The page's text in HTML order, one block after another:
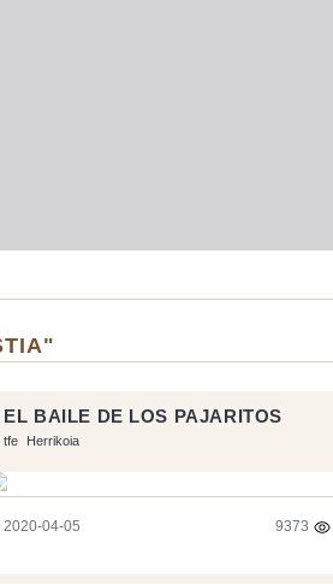
EL BAILE DE LOS PAJARITOS
tfe Herrikoia
2020-04-05 9373